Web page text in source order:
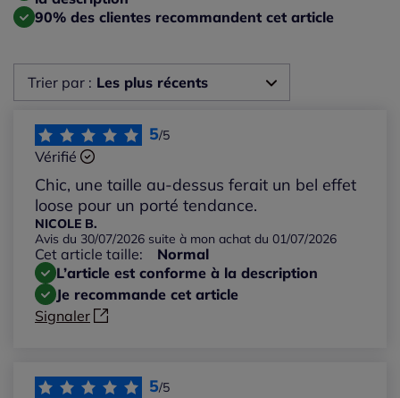
90% des clientes recommandent cet article
Trier par : Les plus récents
Les plus récents
Les plus anciens
Notes les plus élevées
Notes les plus basses
5/5
Vérifié
Chic, une taille au-dessus ferait un bel effet
loose pour un porté tendance.
NICOLE B.
Avis du 30/07/2026 suite à mon achat du 01/07/2026
Cet article taille:
Normal
L’article est conforme à la description
Je recommande cet article
Signaler
5/5